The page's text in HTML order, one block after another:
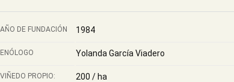
AÑO DE FUNDACIÓN 1984
ENÓLOGO Yolanda García Viadero
VIÑEDO PROPIO: 200 / ha